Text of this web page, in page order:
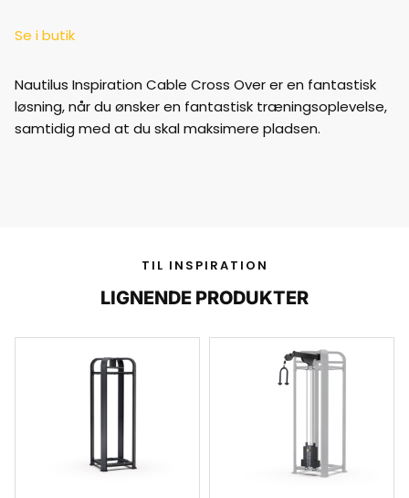
Se i butik
Nautilus Inspiration Cable Cross Over er en fantastisk
løsning, når du ønsker en fantastisk træningsoplevelse,
samtidig med at du skal maksimere pladsen.
TIL INSPIRATION
LIGNENDE PRODUKTER